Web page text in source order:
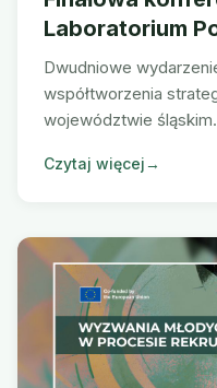
Laboratorium
Dwudniowe
współtworzenia
województwie
Czytaj więcej→